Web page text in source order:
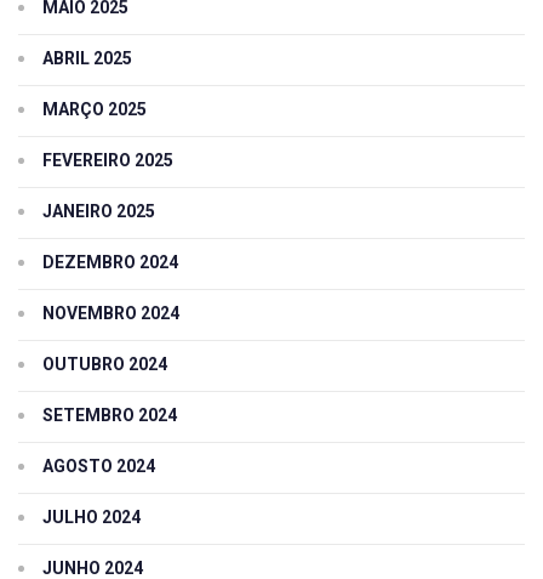
MAIO 2025
ABRIL 2025
MARÇO 2025
FEVEREIRO 2025
JANEIRO 2025
DEZEMBRO 2024
NOVEMBRO 2024
OUTUBRO 2024
SETEMBRO 2024
AGOSTO 2024
JULHO 2024
JUNHO 2024